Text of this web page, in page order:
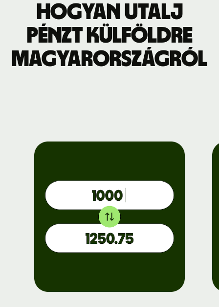
Hogyan utalj
pénzt külföldre
Magyarországról